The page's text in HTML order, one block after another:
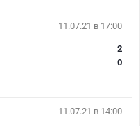
11.07.21 в 17:00
2
0
11.07.21 в 14:00